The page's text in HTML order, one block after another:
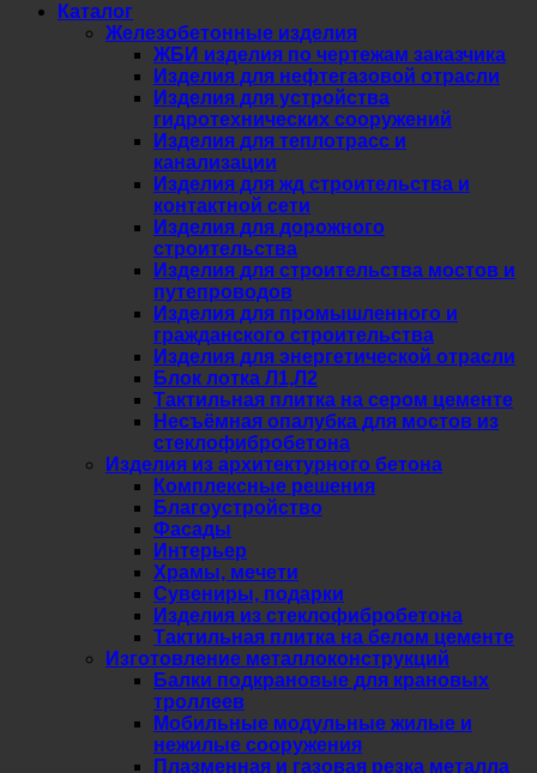
Каталог
Железобетонные изделия
ЖБИ изделия по чертежам заказчика
Изделия для нефтегазовой отрасли
Изделия для устройства
гидротехнических сооружений
Изделия для теплотрасс и
канализации
Изделия для жд строительства и
контактной сети
Изделия для дорожного
строительства
Изделия для строительства мостов и
путепроводов
Изделия для промышленного и
гражданского строительства
Изделия для энергетической отрасли
Блок лотка Л1,Л2
Тактильная плитка на сером цементе
Несъёмная опалубка для мостов из
стеклофибробетона
Изделия из архитектурного бетона
Комплексные решения
Благоустройство
Фасады
Интерьер
Храмы, мечети
Сувениры, подарки
Изделия из стеклофибробетона
Тактильная плитка на белом цементе
Изготовление металлоконструкций
Балки подкрановые для крановых
троллеев
Мобильные модульные жилые и
нежилые сооружения
Плазменная и газовая резка металла